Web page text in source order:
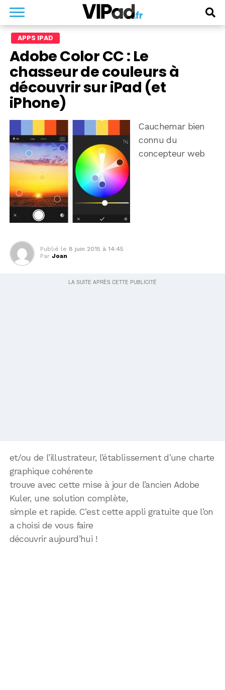
APPS IPAD
Adobe Color CC : Le
chasseur de couleurs à
découvrir sur iPad (et
iPhone)
Cauchemar bien
connu du
concepteur web
Publié le 8 juin 2015 à 14:45
Par Joan
et/ou de l’illustrateur, l’établissement d’une charte
graphique cohérente
trouve avec cette mise à jour de l’ancien Adobe
Kuler, une solution complète,
simple et rapide. C’est cette appli gratuite que l’on
a choisi de vous faire
découvrir aujourd’hui !